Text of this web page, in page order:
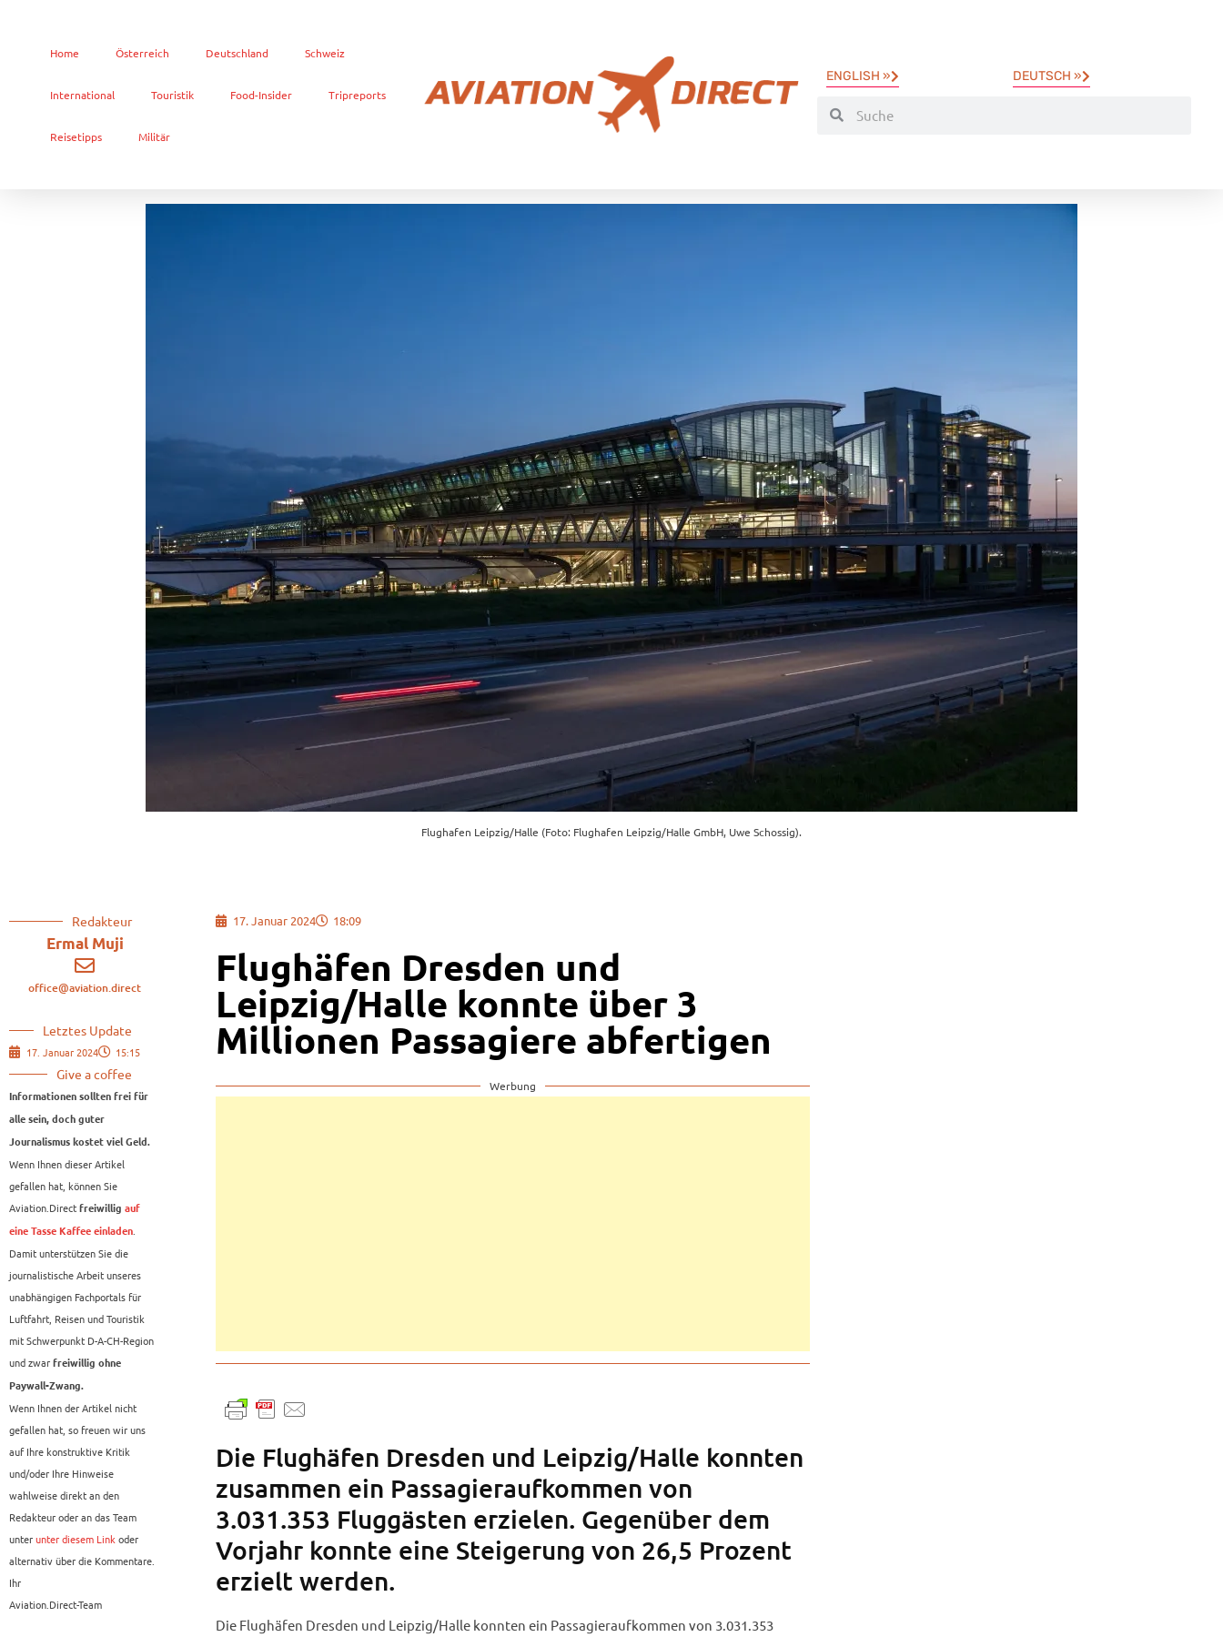
Home Österreich Deutschland Schweiz
International Touristik Food-Insider Tripreports
Reisetipps Militär
ENGLISH » DEUTSCH »
Flughafen Leipzig/Halle (Foto: Flughafen Leipzig/Halle GmbH, Uwe Schossig).
Redakteur
Ermal Muji
office@aviation.direct
Letztes Update
17. Januar 2024 15:15
Give a coffee
Informationen sollten frei für
alle sein, doch guter
Journalismus kostet viel Geld.
Wenn Ihnen dieser Artikel
gefallen hat, können Sie
Aviation.Direct freiwillig auf
eine Tasse Kaffee einladen.
Damit unterstützen Sie die
journalistische Arbeit unseres
unabhängigen Fachportals für
Luftfahrt, Reisen und Touristik
mit Schwerpunkt D-A-CH-Region
und zwar freiwillig ohne
Paywall-Zwang.
Wenn Ihnen der Artikel nicht
gefallen hat, so freuen wir uns
auf Ihre konstruktive Kritik
und/oder Ihre Hinweise
wahlweise direkt an den
Redakteur oder an das Team
unterunter diesem Linkoder
alternativ über die Kommentare.
Ihr
Aviation.Direct-Team
17. Januar 2024 18:09
Flughäfen Dresden und
Leipzig/Halle konnte über 3
Millionen Passagiere abfertigen
Werbung
Die Flughäfen Dresden und Leipzig/Halle konnten
zusammen ein Passagieraufkommen von
3.031.353 Fluggästen erzielen. Gegenüber dem
Vorjahr konnte eine Steigerung von 26,5 Prozent
erzielt werden.
Die Flughäfen Dresden und Leipzig/Halle konnten ein Passagieraufkommen von 3.031.353